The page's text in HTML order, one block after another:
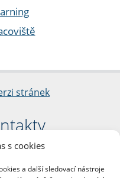
s cookies
a další sledovací nástroje
stránek
1/2